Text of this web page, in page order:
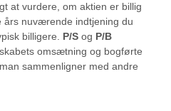
at vurdere, om aktien er billig
års nuværende indtjening du
billigere. P/S og P/B
omsætning og bogførte
sammenligner med andre